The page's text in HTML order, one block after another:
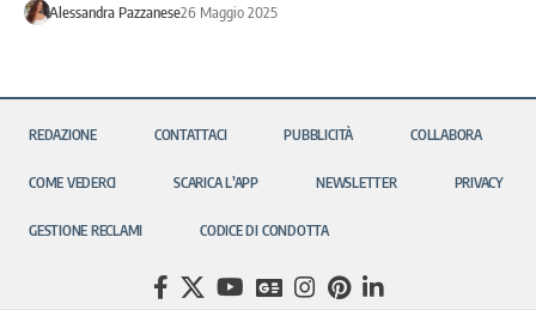
Alessandra Pazzanese26 Maggio 2025
REDAZIONE CONTATTACI PUBBLICITÀ COLLABORA
COME VEDERCI SCARICA L’APP NEWSLETTER PRIVACY
GESTIONE RECLAMI CODICE DI CONDOTTA